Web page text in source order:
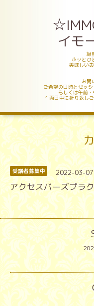
イモ
緑
ホッとひ
美味しい
お問
ご希望の日時とセッ
もしくは午前
１両日中に折り返し
受講者募集中 2022-03-
アクセスバーズプラ